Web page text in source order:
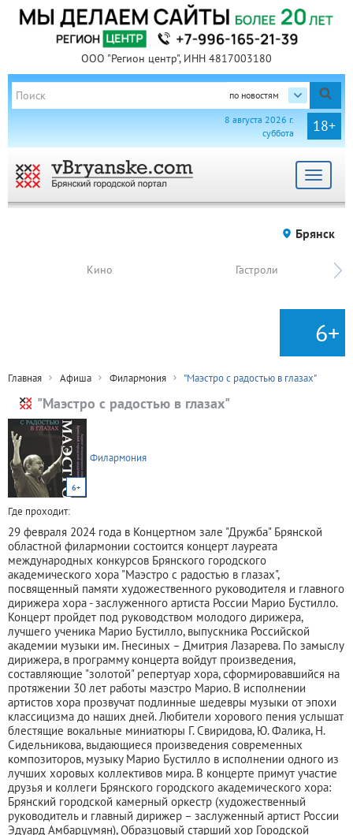
ООО "Регион центр", ИНН 4817003180
по новостям
18+
8 августа 2026 г.
суббота
Toggle
Брянск
Кино Гастроли
6+
Главная Афиша Филармония "Маэстро с радостью в глазах"
"Маэстро с радостью в глазах"
6+
Филармония
Где проходит:
29 февраля 2024 года в Концертном зале "Дружба" Брянской
областной филармонии состоится концерт лауреата
международных конкурсов Брянского городского
академического хора "Маэстро с радостью в глазах",
посвященный памяти художественного руководителя и главного
дирижера хора - заслуженного артиста России Марио Бустилло.
Концерт пройдет под руководством молодого дирижера,
лучшего ученика Марио Бустилло, выпускника Российской
академии музыки им. Гнесиных ­– Дмитрия Лазарева. По замыслу
дирижера, в программу концерта войдут произведения,
составляющие "золотой" репертуар хора, сформировавшийся на
протяжении 30 лет работы маэстро Марио. В исполнении
артистов хора прозвучат подлинные шедевры музыки от эпохи
классицизма до наших дней. Любители хорового пения услышат
блестящие вокальные миниатюры Г. Свиридова, Ю. Фалика, Н.
Сидельникова, выдающиеся произведения современных
композиторов, музыку Марио Бустилло в исполнении одного из
лучших хоровых коллективов мира. В концерте примут участие
друзья и коллеги Брянского городского академического хора:
Брянский городской камерный оркестр (художественный
руководитель и главный дирижер – заслуженный артист России
Эдуард Амбарцумян), Образцовый старший хор Городской